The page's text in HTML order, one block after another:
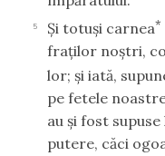
5 Şi totuşi carnea*
fraţilor noştri,
lor; şi iată,
pe fetele
au şi fost
putere, căci